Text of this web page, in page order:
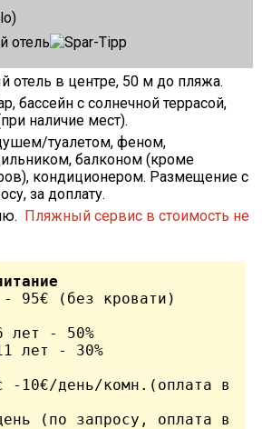
отель в центре, 50 м до пляжа.
бассейн с солнечной террасой,
наличие мест).
туалетом, феном,
балконом (кроме
кондиционером. Размещение с
за доплату.
Пляжный сервис в стоимость не
95€ (без кровати)
лет - 50%
лет - 30%
-10€/день/комн.(оплата в
(по запросу, оплата в